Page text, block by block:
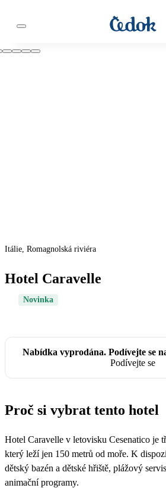
Itálie, Romagnolská riviéra
Hotel Caravelle
Novinka
Nabídka vyprodána. Podívejte se
Podívejte se
Proč si vybrat tento hotel
Hotel Caravelle v letovisku Cesenatico je
který leží jen 150 metrů od moře. K
dětský bazén a dětské hřiště, plážový
animační programy.